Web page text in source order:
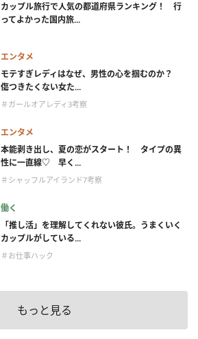
カップル旅行で人気の都道府県ランキング！ 行
ってよかった国内旅...
エンタメ
モテすぎレディはなぜ、男性の心を掴むのか？
傷つきたくない女た...
＃ガールオアレディ3考察
エンタメ
本能剥き出し、夏の恋がスタート！ タイプの異
性に一直線♡ 早く...
＃シャッフルアイランド7考察
働く
「推し活」を理解してくれない彼氏。うまくいく
カップルがしている...
＃お仕事ハック
もっと見る